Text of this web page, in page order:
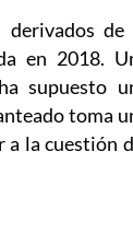
derivados de
en 2018.
supuesto
toma
a la cuestión